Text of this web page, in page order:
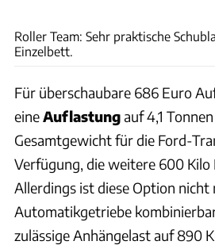
Roller Team: Sehr praktische
Einzelbett.
Für überschaubare 686 Euro
eineAuflastungauf 4,1
Gesamtgewicht für die Ford-
Verfügung, die weitere 600 Kilo
Allerdings ist diese Option nicht
Automatikgetriebe
zulässige Anhängelast auf 890